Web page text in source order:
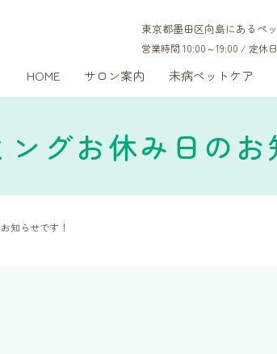
東京都墨田区向島にあるペ
営業時間 10:00～19:00 / 定休
HOME サロン案内 未病ペットケア
ングお休み日のお
知らせです！